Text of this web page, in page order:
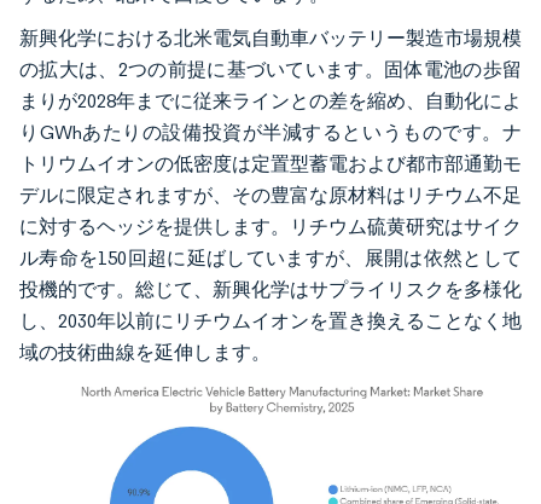
新興化学における北米電気自動車バッテリー製造市場規模
の拡大は、2つの前提に基づいています。固体電池の歩留
まりが2028年までに従来ラインとの差を縮め、自動化によ
りGWhあたりの設備投資が半減するというものです。ナ
トリウムイオンの低密度は定置型蓄電および都市部通勤モ
デルに限定されますが、その豊富な原材料はリチウム不足
に対するヘッジを提供します。リチウム硫黄研究はサイク
ル寿命を150回超に延ばしていますが、展開は依然として
投機的です。総じて、新興化学はサプライリスクを多様化
し、2030年以前にリチウムイオンを置き換えることなく地
域の技術曲線を延伸します。